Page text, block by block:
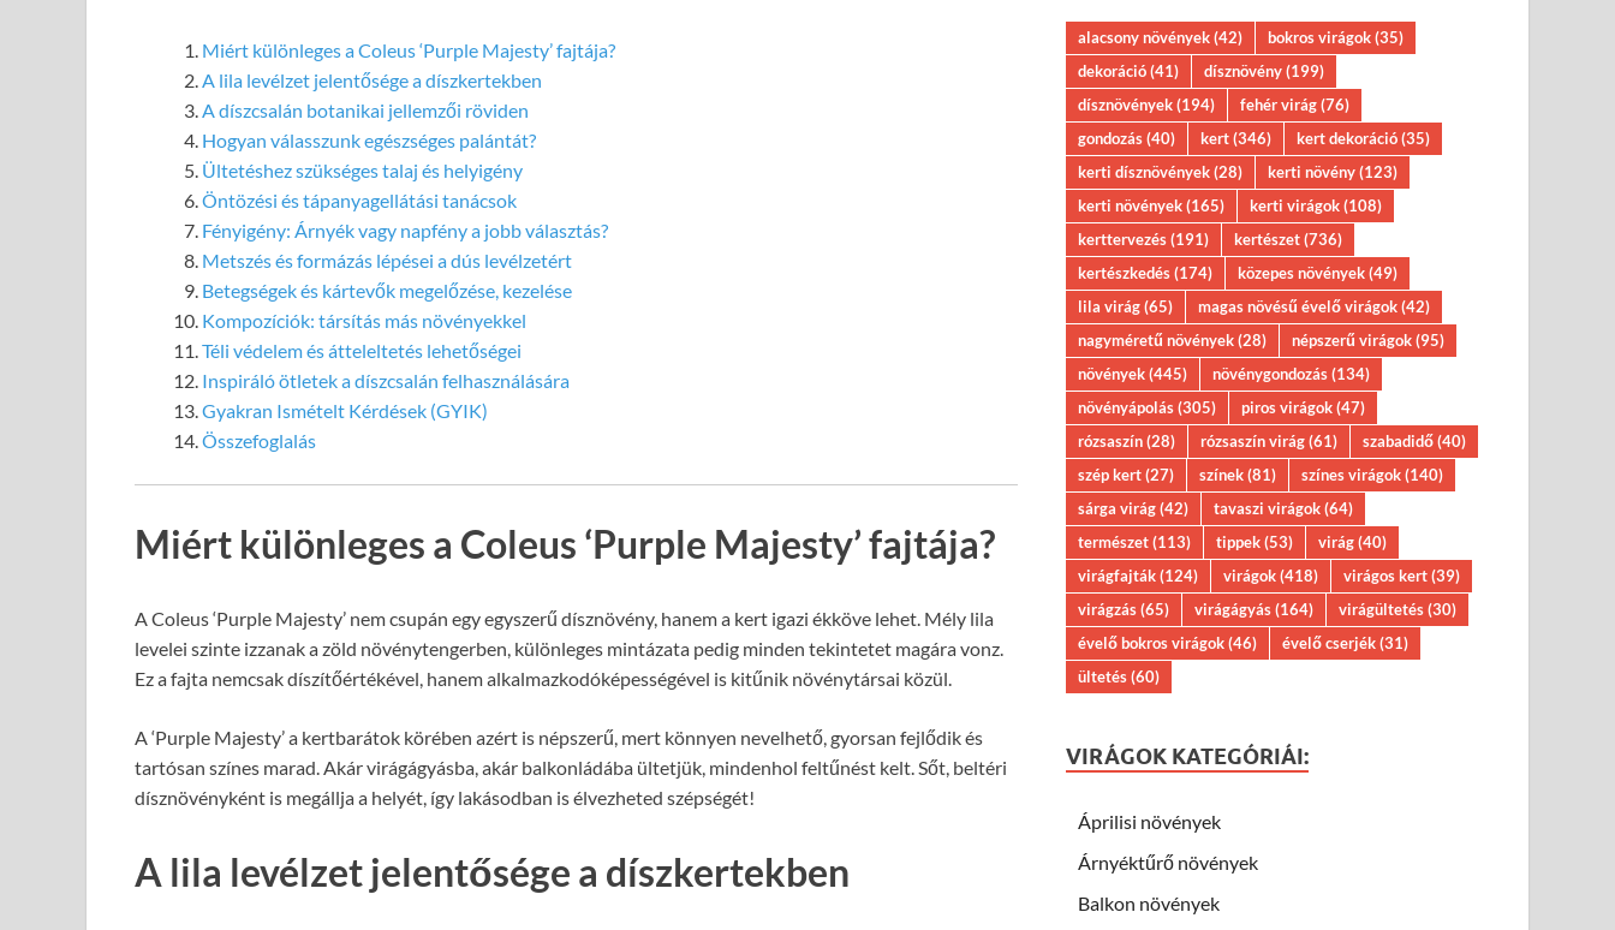
Miért különleges a Coleus ‘Purple Majesty’ fajtája?
A lila levélzet jelentősége a díszkertekben
A díszcsalán botanikai jellemzői röviden
Hogyan válasszunk egészséges palántát?
Ültetéshez szükséges talaj és helyigény
Öntözési és tápanyagellátási tanácsok
Fényigény: Árnyék vagy napfény a jobb választás?
Metszés és formázás lépései a dús levélzetért
Betegségek és kártevők megelőzése, kezelése
Kompozíciók: társítás más növényekkel
Téli védelem és átteleltetés lehetőségei
Inspiráló ötletek a díszcsalán felhasználására
Gyakran Ismételt Kérdések (GYIK)
Összefoglalás
Miért különleges a Coleus ‘Purple Majesty’ fajtája?
A Coleus ‘Purple Majesty’ nem csupán egy egyszerű dísznövény, hanem a kert igazi ékköve lehet. Mély lila
levelei szinte izzanak a zöld növénytengerben, különleges mintázata pedig minden tekintetet magára vonz.
Ez a fajta nemcsak díszítőértékével, hanem alkalmazkodóképességével is kitűnik növénytársai közül.
A ‘Purple Majesty’ a kertbarátok körében azért is népszerű, mert könnyen nevelhető, gyorsan fejlődik és
tartósan színes marad. Akár virágágyásba, akár balkonládába ültetjük, mindenhol feltűnést kelt. Sőt, beltéri
dísznövényként is megállja a helyét, így lakásodban is élvezheted szépségét!
A lila levélzet jelentősége a díszkertekben
alacsony növények(42) bokros virágok(35)
dekoráció(41) dísznövény(199)
dísznövények(194) fehér virág(76)
gondozás(40) kert(346) kert dekoráció(35)
kerti dísznövények(28) kerti növény(123)
kerti növények(165) kerti virágok(108)
kerttervezés(191) kertészet(736)
kertészkedés(174) közepes növények(49)
lila virág(65) magas növésű évelő virágok(42)
nagyméretű növények(28) népszerű virágok(95)
növények(445) növénygondozás(134)
növényápolás(305) piros virágok(47)
rózsaszín(28) rózsaszín virág(61) szabadidő(40)
szép kert(27) színek(81) színes virágok(140)
sárga virág(42) tavaszi virágok(64)
természet(113) tippek(53) virág(40)
virágfajták(124) virágok(418) virágos kert(39)
virágzás(65) virágágyás(164) virágültetés(30)
évelő bokros virágok(46) évelő cserjék(31)
ültetés(60)
VIRÁGOK KATEGÓRIÁI:
Áprilisi növények
Árnyéktűrő növények
Balkon növények